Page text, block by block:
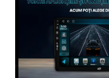
Conectică Smart
Conectică Chrysler